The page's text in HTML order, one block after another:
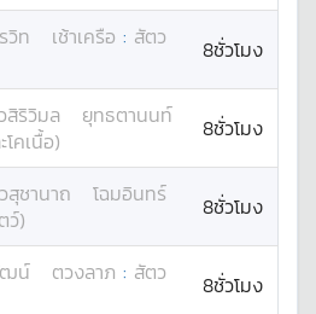
วิท เช้าเครือ : สัตว
8ชั่วโมง
สิริวิมล
ยุทธตานนท์
คเนื้อ) 8ชั่วโมง
สุชานาถ
โฉมอินทร์
ว์) 8ชั่วโมง
น์ ตวงลาภ : สัตว
8ชั่วโมง